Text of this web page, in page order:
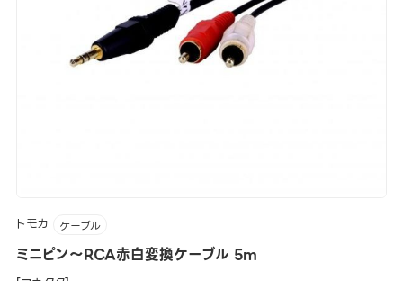
トモカ ケーブル
ミニピン～RCA赤白変換ケーブル 5m